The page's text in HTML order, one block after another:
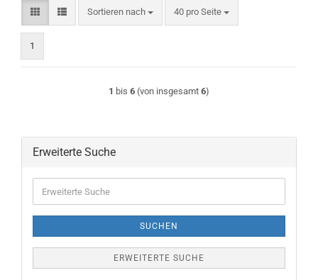
Sortieren nach
Sortieren nach 40 pro Seite
pro Seite
1
1 bis 6 (von insgesamt 6)
Erweiterte Suche
Suche
SUCHEN
ERWEITERTE SUCHE